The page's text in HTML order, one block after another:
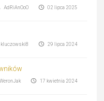
02 lipca 2025
AdRiAnOoO
29 lipca 2024
kluczowski8
17 kwietnia 2024